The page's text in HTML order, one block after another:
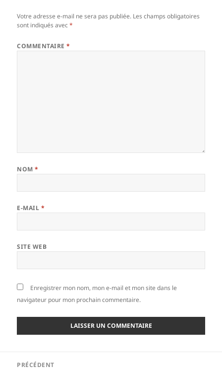
Votre adresse e-mail ne sera pas publiée. Les champs obligatoires
sont indiqués avec*
COMMENTAIRE*
NOM*
E-MAIL *
SITE WEB
Enregistrer mon nom, mon e-mail et mon site dans le
navigateur pour mon prochain commentaire.
PRÉCÉDENT